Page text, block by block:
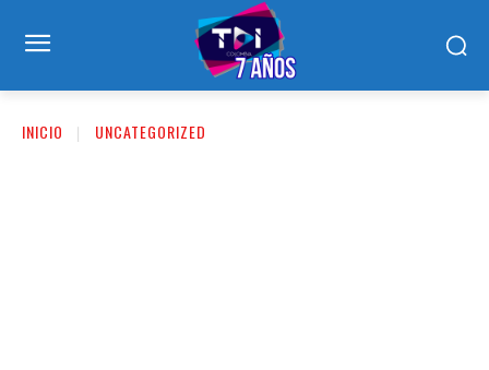
INICIO UNCATEGORIZED